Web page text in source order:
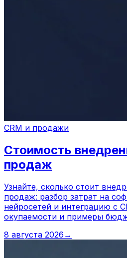
CRM и продажи
Стоимость
продаж
Узнайте, сколько стоит
продаж: разбор затрат на
нейросетей и интеграцию с
окупаемости и примеры
8 августа 2026 →